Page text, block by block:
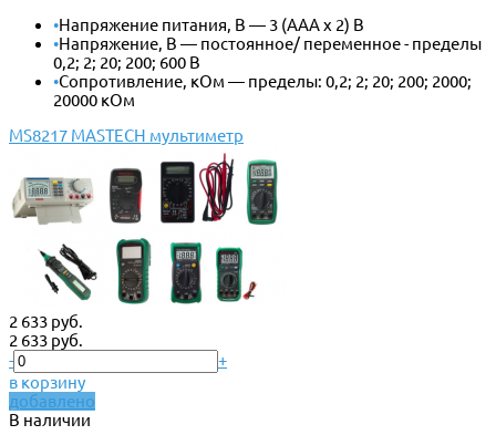
•Напряжение питания, В — 3 (ААА x 2) В
•Напряжение, В — постоянное/ переменное - пределы
0,2; 2; 20; 200; 600 В
•Сопротивление, кОм — пределы: 0,2; 2; 20; 200; 2000;
20000 кОм
MS8217 MASTECH мультиметр
2 633 руб.
2 633 руб.
-
+
в корзину
добавлено
В наличии